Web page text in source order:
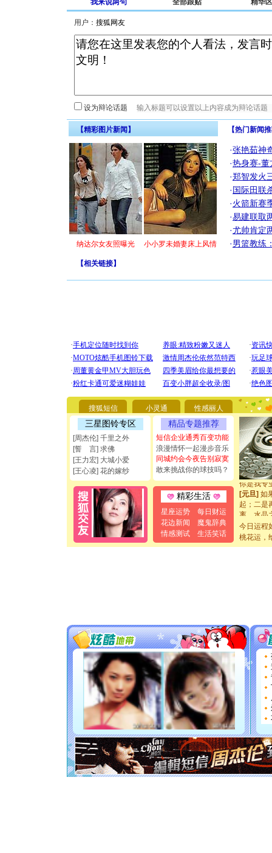
我来说两句 全部跟贴 精华区
用户：
设为辩论话题
【精彩图片新闻】
纳达尔女友照曝光 小小罗未婚妻床上风情
【热门新闻
·张艳茹神
·热身赛-董
·郑智发火
·国际田联
·火箭新赛
·易建联取
·尤帅肯定
·男篮教练
【相关链接】
搜狐短信 小灵通 性感丽人
三星图铃专区
[周杰伦] 千里之外
[誓 言] 求佛
[王力宏] 大城小爱
[王心凌] 花的嫁纱
精品专题推荐
短信企业通秀百变功能
浪漫情怀一起漫步音乐
同城约会今夜告别寂寞
敢来挑战你的球技吗？
精彩生活
星座运势
每日财运
花边新闻
魔鬼辞典
情感测试
生活笑话
[圣诞节]
你太多
要平安！
[圣诞节]
能正大光
都要快乐
[圣诞节]
如意,快
[元旦]看
断电。爱
你是我专
[元旦]如
起；二是
离。水晶
[元旦]
当
泣，这
卖了。水
你太多，
要平安！
[圣诞节]
能正大
都要快乐
[圣诞节]
如意,快
[元旦]
看
断电。
你是我
[元旦]
起；二是
离。水晶
[元旦]当
泣，这痛
卖了。水
今日运程
桃花运，